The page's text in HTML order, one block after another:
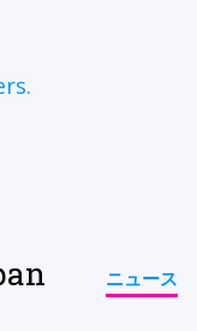
ニュース